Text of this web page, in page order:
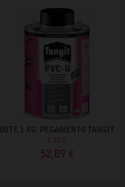
BOTE 1 KG. PEGAMENTO TANGIT
1305
52,89 €